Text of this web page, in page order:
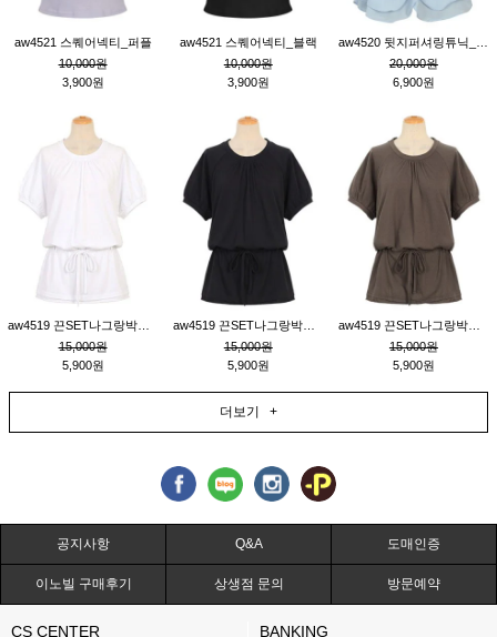
aw4521 스퀘어넥티_퍼플
10,000원
3,900원
aw4521 스퀘어넥티_블랙
10,000원
3,900원
20,000원
6,900원
15,000원
5,900원
15,000원
5,900원
15,000원
5,900원
더보기 +
공지사항 Q&A 도매인증
이노빌 구매후기 상생점 문의 방문예약
CS CENTER BANKING